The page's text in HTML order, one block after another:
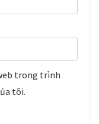
trong trình
tôi.